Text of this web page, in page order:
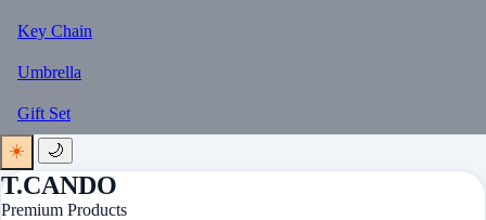
Key Chain
Umbrella
Gift Set
☀️
🌙
T.CANDO
Premium Products